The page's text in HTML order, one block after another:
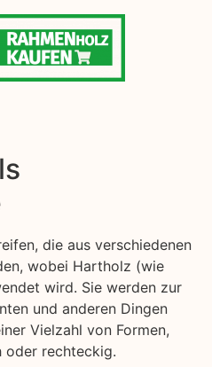
die aus verschiedenen
wobei Hartholz (wie
wird. Sie werden zur
und anderen Dingen
Vielzahl von Formen,
oder rechteckig.